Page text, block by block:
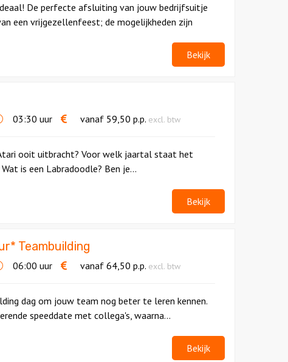
De perfecte afsluiting van jouw bedrijfsuitje
een vrijgezellenfeest; de mogelijkheden zijn
Bekijk
03:30 uur vanaf 59,50 p.p. excl. btw
ooit uitbracht? Voor welk jaartal staat het
is een Labradoodle? Ben je...
Bekijk
Teambuilding
06:00 uur vanaf 64,50 p.p. excl. btw
dag om jouw team nog beter te leren kennen.
speeddate met collega's, waarna...
Bekijk